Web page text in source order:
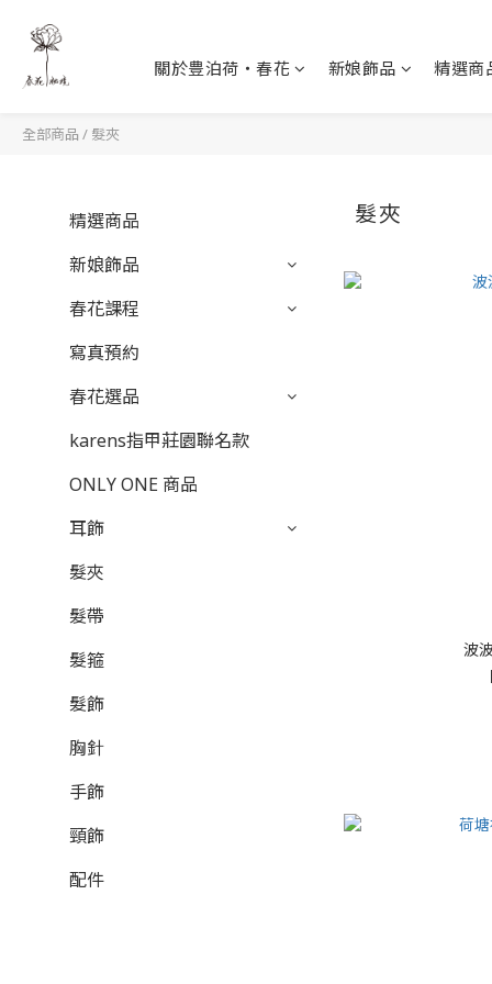
關於豊泊荷‧春花 新娘飾品 精選商
全部商品 / 髮夾
精選商品
新娘飾品
春花課程
寫真預約
春花選品
karens指甲莊園聯名款
ONLY ONE 商品
耳飾
髮夾
髮帶
髮箍
髮飾
胸針
手飾
頸飾
配件
髮夾
波